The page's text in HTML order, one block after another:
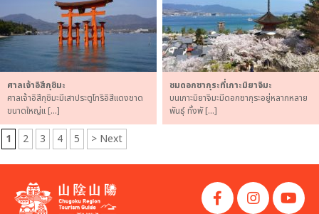
ศาลเจ้าอิสึกุชิมะ
ศาลเจ้าอิสึกุชิมะมีเสาประตูโทริอิสีแดงชาด
ขนาดใหญ่แ […]
ชมดอกซากุระที่เกาะมิยาจิมะ
บนเกาะมิยาจิมะมีดอกซากุระอยู่หลากหลาย
พันธุ์ ทั้งพั […]
1 2 3 4 5 > Next